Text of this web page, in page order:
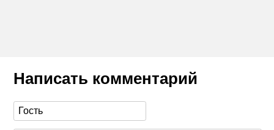
Написать комментарий